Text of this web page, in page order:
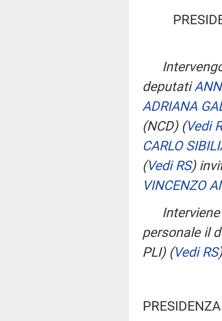
deputati
ADRIANA
(NCD) (Vedi
CARLO
(Vedi RS)
VINCENZO
personale il
PLI) (Vedi RS)